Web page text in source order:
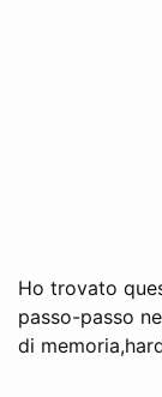
Ho trovato
passo-passo
di